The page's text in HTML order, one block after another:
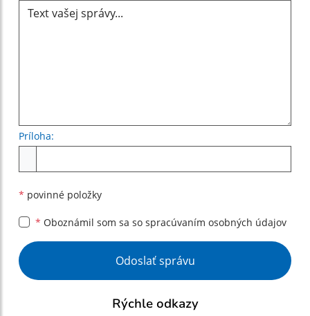
Príloha:
* povinné položky
* Oboznámil som sa so spracúvaním osobných údajov
Google reCaptcha Response
Odoslať správu
Rýchle odkazy